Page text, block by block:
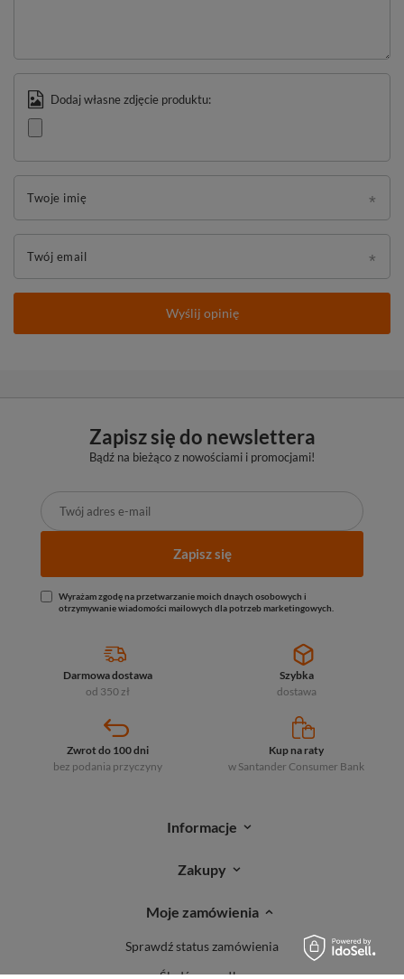
Dodaj własne zdjęcie produktu:
Twoje imię
Twój email
Wyślij opinię
Zapisz się do newslettera
Bądź na bieżąco z nowościami i promocjami!
Zapisz się
Wyrażam zgodę na przetwarzanie moich dnaych osobowych i
otrzymywanie wiadomości mailowych dla potrzeb marketingowych.
Darmowa dostawa
od 350 zł
Szybka
dostawa
Zwrot do 100 dni
bez podania przyczyny
Kup na raty
w Santander Consumer Bank
Informacje
Zakupy
Moje zamówienia
Sprawdź status zamówienia
Śledź przesyłkę